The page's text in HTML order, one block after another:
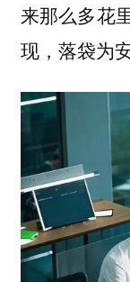
来那么多花
现，落袋为安